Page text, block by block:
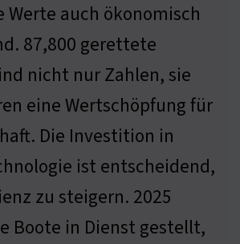
auch ökonomisch
87,800 gerettete
nicht nur Zahlen, sie
eine Wertschöpfung für
Die Investition in
ist entscheidend,
zu steigern. 2025
Boote in Dienst gestellt,